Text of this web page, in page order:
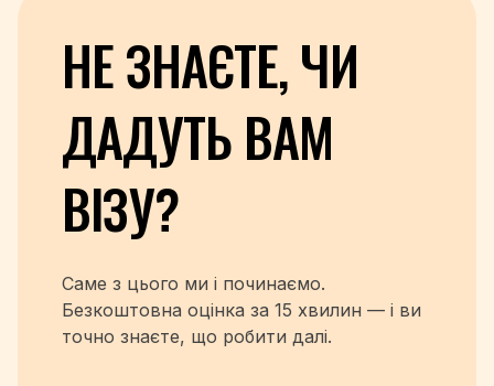
НЕ ЗНАЄТЕ, ЧИ
ДАДУТЬВАМ
ВІЗУ?
Саме з цього ми і починаємо.
Безкоштовна оцінка за 15 хвилин — і ви
точно знаєте, що робити далі.